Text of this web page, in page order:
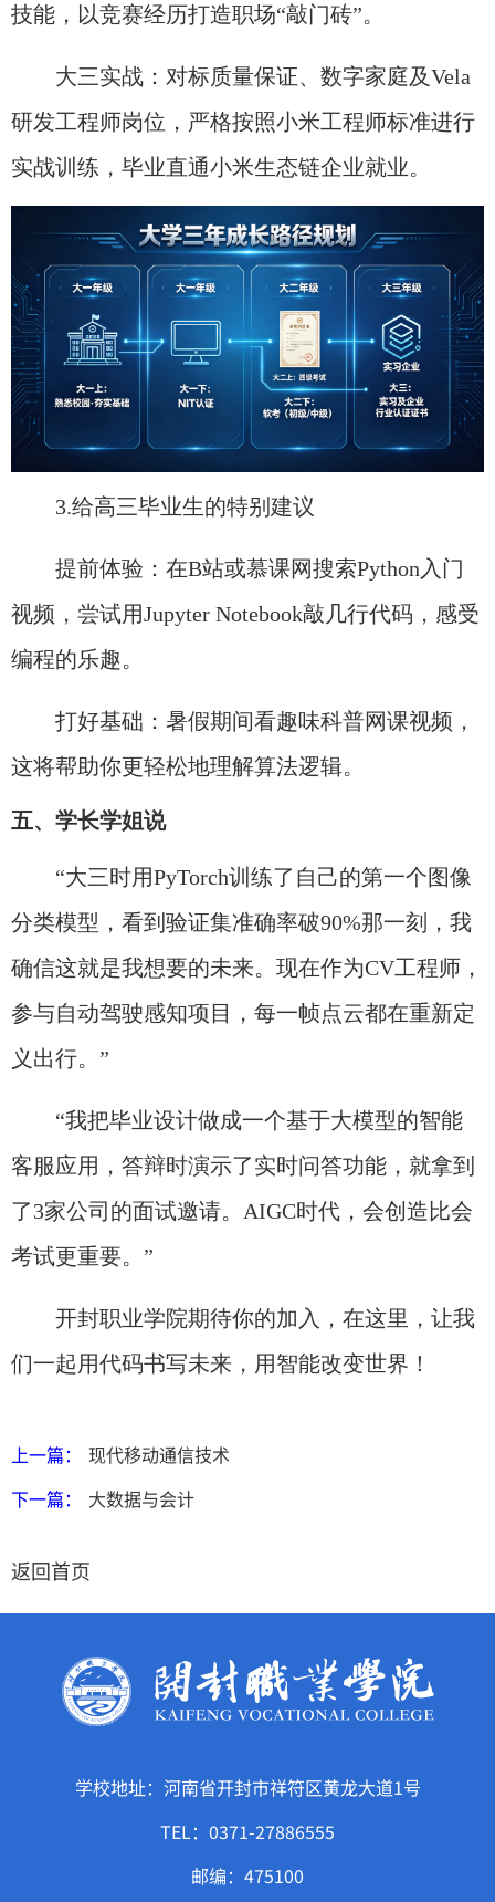
技能，以竞赛经历打造职场“敲门砖”。
大三实战：对标质量保证、数字家庭及Vela
研发工程师岗位，严格按照小米工程师标准进行
实战训练，毕业直通小米生态链企业就业。
3.给高三毕业生的特别建议
提前体验：在B站或慕课网搜索Python入门
视频，尝试用Jupyter Notebook敲几行代码，感受
编程的乐趣。
打好基础：暑假期间看趣味科普网课视频，
这将帮助你更轻松地理解算法逻辑。
五、学长学姐说
“大三时用PyTorch训练了自己的第一个图像
分类模型，看到验证集准确率破90%那一刻，我
确信这就是我想要的未来。现在作为CV工程师，
参与自动驾驶感知项目，每一帧点云都在重新定
义出行。”
“我把毕业设计做成一个基于大模型的智能
客服应用，答辩时演示了实时问答功能，就拿到
了3家公司的面试邀请。AIGC时代，会创造比会
考试更重要。”
开封职业学院期待你的加入，在这里，让我
们一起用代码书写未来，用智能改变世界！​
上一篇：
现代移动通信技术
下一篇：
大数据与会计
返回首页
学校地址：河南省开封市祥符区黄龙大道1号
TEL：0371-27886555
邮编：475100